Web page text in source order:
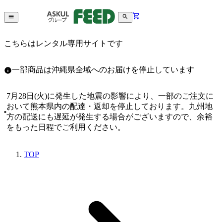
こちらはレンタル専用サイトです
一部商品は沖縄県全域へのお届けを停止しています
7月28日(火)に発生した地震の影響により、一部のご注文に
おいて熊本県内の配達・返却を停止しております。九州地
方の配送にも遅延が発生する場合がございますので、余裕
をもった日程でご利用ください。
TOP